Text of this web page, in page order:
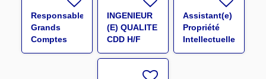
Responsable
Grands
Comptes
Sport EMEA
INGENIEUR
(E) QUALITE
CDD H/F
Assistant(e)
Propriété
Intellectuelle
&